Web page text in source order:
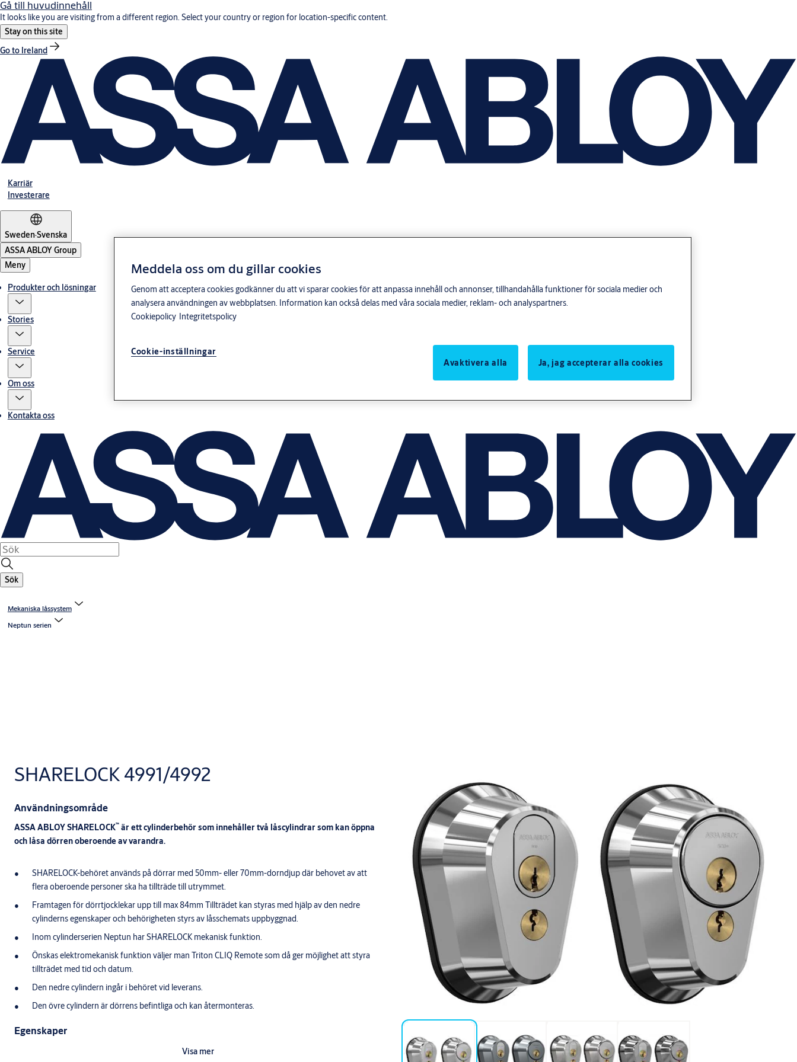
Gå till huvudinnehåll
It looks like you are visiting from a different region. Select your country or region for location-specific content.
Stay on this site
Go to Ireland
Karriär
Investerare
Sweden·Svenska
ASSA ABLOY Group
Meny
Produkter och lösningar
Stories
Service
Om oss
Kontakta oss
Sök
Mekaniska låssystem
Neptun serien
SHARELOCK 4991/4992
Användningsområde
ASSA ABLOY SHARELOCK™ är ett cylinderbehör som innehåller två låscylindrar som kan öppna
och låsa dörren oberoende av varandra.
SHARELOCK-behöret används på dörrar med 50mm- eller 70mm-dorndjup där behovet av att
flera oberoende personer ska ha tillträde till utrymmet.
Framtagen för dörrtjocklekar upp till max 84mm Tillträdet kan styras med hjälp av den nedre
cylinderns egenskaper och behörigheten styrs av låsschemats uppbyggnad.
Inom cylinderserien Neptun har SHARELOCK mekanisk funktion.
Önskas elektromekanisk funktion väljer man Triton CLIQ Remote som då ger möjlighet att styra
tillträdet med tid och datum.
Den nedre cylindern ingår i behöret vid leverans.
Den övre cylindern är dörrens befintliga och kan återmonteras.
Egenskaper
SHARELOCK-behöret (behör inkl nedre cylinder) uppfyller kraven i SSF3522 klass 3
Visa mer
Meddela oss om du gillar cookies
Genom att acceptera cookies godkänner du att vi sparar cookies för att anpassa innehåll och annonser, tillhandahålla funktioner för sociala medier och
analysera användningen av webbplatsen. Information kan också delas med våra sociala medier, reklam- och analyspartners.
Cookiepolicy Integritetspolicy
Cookie-inställningar
Avaktivera alla
Ja, jag accepterar alla cookies